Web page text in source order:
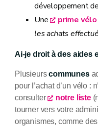
développement
Une
prime
les achats
Ai-je droit à des aides
Plusieurscommunes
pour l’achat d’un vélo :
consulter
notre liste
tourner vers votre
organismes, comme